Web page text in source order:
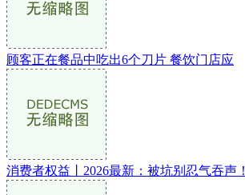
顾客正在餐品中吃出6个刀片 餐饮门店应
消费者权益丨2026最新：被坑别忍气吞声！